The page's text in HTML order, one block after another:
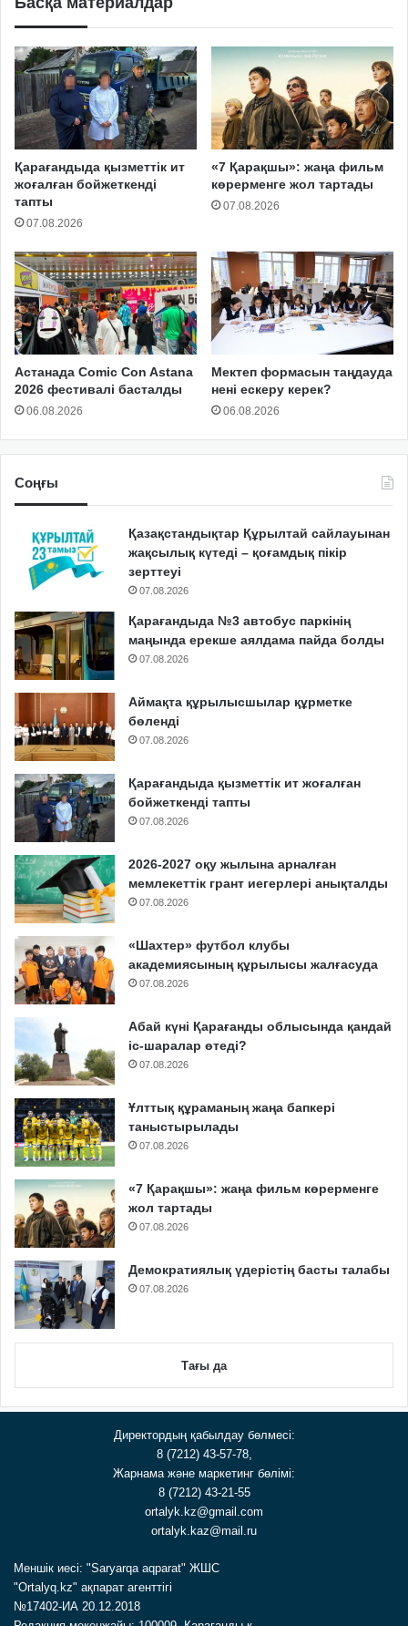
Қарағандыда қызметтік ит
жоғалған бойжеткенді
тапты
07.08.2026
«7 Қарақшы»: жаңа фильм
көрерменге жол тартады
07.08.2026
Астанада Comic Con Astana
2026 фестивалі басталды
06.08.2026
Мектеп формасын таңдауда
нені ескеру керек?
06.08.2026
Соңғы
Қазақстандықтар Құрылтай сайлауынан
жақсылық күтеді – қоғамдық пікір
зерттеуі
07.08.2026
Қарағандыда №3 автобус паркінің
маңында ерекше аялдама пайда болды
07.08.2026
Аймақта құрылысшылар құрметке
бөленді
07.08.2026
Қарағандыда қызметтік ит жоғалған
бойжеткенді тапты
07.08.2026
2026-2027 оқу жылына арналған
мемлекеттік грант иегерлері анықталды
07.08.2026
«Шахтер» футбол клубы
академиясының құрылысы жалғасуда
07.08.2026
Абай күні Қарағанды облысында қандай
іс-шаралар өтеді?
07.08.2026
Ұлттық құраманың жаңа бапкері
таныстырылады
07.08.2026
«7 Қарақшы»: жаңа фильм көрерменге
жол тартады
07.08.2026
Демократиялық үдерістің басты талабы
07.08.2026
Тағы да
Директордың қабылдау бөлмесі:
8 (7212) 43-57-78,
Жарнама және маркетинг бөлімі:
8 (7212) 43-21-55
ortalyk.kz@gmail.com
ortalyk.kaz@mail.ru
Меншік иесі: "Saryarqa aqparat" ЖШС
"Ortalyq.kz" ақпарат агенттігі
№17402-ИА 20.12.2018